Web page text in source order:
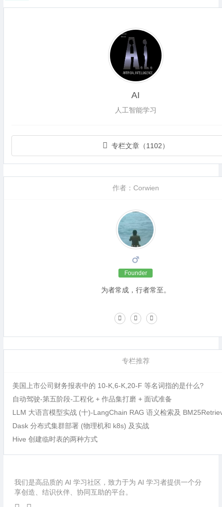
AI
人工智能学习
专栏文章（1102）
作者：Corwien
Founder
为者常成，行者常至。
专栏推荐
美国上市公司财务报表中的 10-K,6-K,20-F 等名词指的是什么?
自动驾驶-第五阶段-工程化 + 作品集打磨 + 面试准备
LLM 大语言模型实战 (十)-LangChain RAG 语义检索及
Dask 分布式集群部署 (物理机和 k8s) 及实战
Hive 创建临时表的两种方式
我们是高品质的 AI 学习社区，致力于为 AI 学习者提供一个分
享创造、结识伙伴、协同互助的平台。